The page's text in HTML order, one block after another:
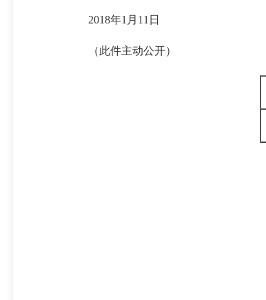
2018年1月 11 日
（此件主动公开）